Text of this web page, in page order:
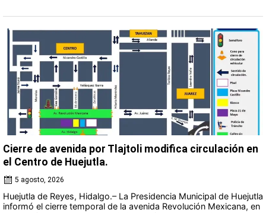
Cierre de avenida por Tlajtoli modifica circulación en
el Centro de Huejutla.
5 agosto, 2026
Huejutla de Reyes, Hidalgo.– La Presidencia Municipal de Huejutla
informó el cierre temporal de la avenida Revolución Mexicana, en